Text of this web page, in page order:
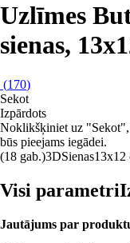
Uzlīmes
sienas,
(170)
Sekot
Izpārdots
Noklikšķiniet uz "Sekot",
būs pieejams iegādei.
(18 gab.)3DSienas13x12
Visi parametri
Jautājums par